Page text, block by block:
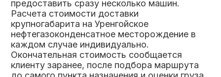
предоставить сразу несколько машин.
Расчета стоимости доставки
крупногабарита на Уренгойское
нефтегазоконденсатное месторождение в
каждом случае индивидуально.
Окончательная стоимость сообщается
клиенту заранее, после подбора маршрута